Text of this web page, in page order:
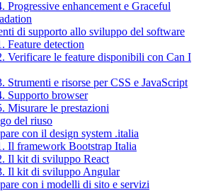
Progressive enhancement e Graceful
di supporto allo sviluppo del software
Feature detection
Verificare le feature disponibili con Can I
Strumenti e risorse per CSS e JavaScript
Supporto browser
Misurare le prestazioni
del riuso
con il design system .italia
Il framework Bootstrap Italia
Il kit di sviluppo React
Il kit di sviluppo Angular
con i modelli di sito e servizi